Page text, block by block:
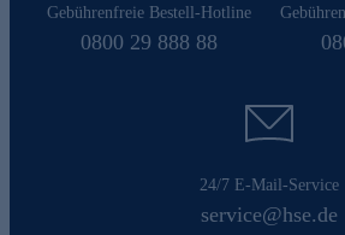
Gebührenfreie Bestell-Hotline
0800 29 888 88
24/7 E-Mail-Service
service@hse.de